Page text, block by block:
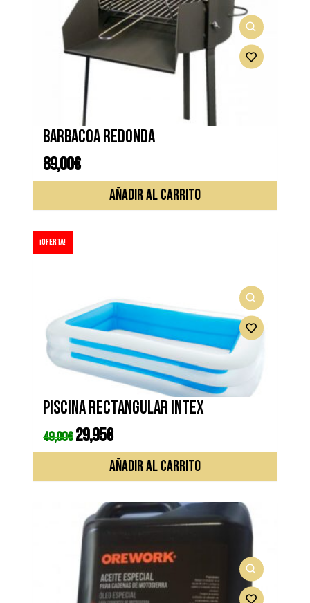
Barbacoa redonda
89,00€
AÑADIR AL CARRITO
¡Oferta!
Piscina rectangular INTEX
49,00€ El
precio
original
29,95€El
precio
actual
es:
29,95€.
AÑADIR AL CARRITO